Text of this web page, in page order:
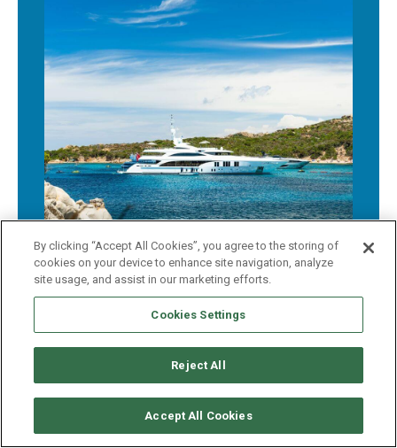
¿ALQUILA UN YATE POR
By clicking “Accept All Cookies”, you agree to the storing of
cookies on your device to enhance site navigation, analyze
site usage, and assist in our marketing efforts.
Cookies Settings
Reject All
Accept All Cookies